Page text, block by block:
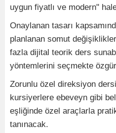
uygun fiyatlı ve modern"
Onaylanan tasarı
planlanan somut
fazla dijital teorik ders
yöntemlerini seçmekte
Zorunlu özel direksiyon
kursiyerlere ebeveyn gibi
eşliğinde özel araçlarla
tanınacak.